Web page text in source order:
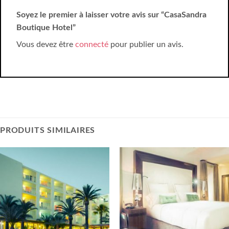
Soyez le premier à laisser votre avis sur “CasaSandra
Boutique Hotel”
Vous devez être connecté pour publier un avis.
PRODUITS SIMILAIRES